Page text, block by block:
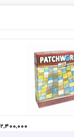
2,400,000